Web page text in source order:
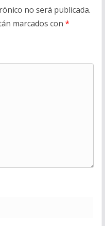
no será publicada.
marcados con *